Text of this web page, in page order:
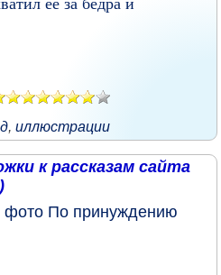
ее за бедра и
, иллюстрации
к рассказам сайта
фото По принуждению